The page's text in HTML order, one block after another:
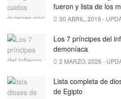
fueron y lista de los
30 ABRIL, 2019 -
Los 7 príncipes del
demoníaca
2 MARZO, 2026 -
Lista completa de
de Egipto